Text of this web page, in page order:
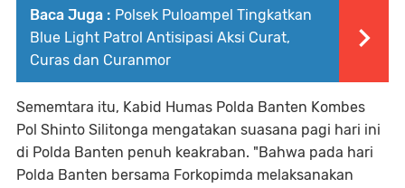
Baca Juga : Polsek Puloampel Tingkatkan
Blue Light Patrol Antisipasi Aksi Curat,
Curas dan Curanmor
Sememtara itu, Kabid Humas Polda Banten Kombes
Pol Shinto Silitonga mengatakan suasana pagi hari ini
di Polda Banten penuh keakraban. "Bahwa pada hari
Polda Banten bersama Forkopimda melaksanakan